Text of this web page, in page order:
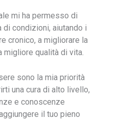
mi ha permesso di
di condizioni, aiutando i
cronico, a migliorare la
migliore qualità di vita.
sono la mia priorità
una cura di alto livello,
e conoscenze
il tuo pieno